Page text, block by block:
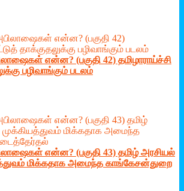
என்ன? (பகுதி 42) தமிழாராய்ச்சி
பழிவாங்கும் படலம்
என்ன? (பகுதி 43) தமிழ் அரசியல்
மிக்கதாக அமைந்த காங்கேசன்துறை